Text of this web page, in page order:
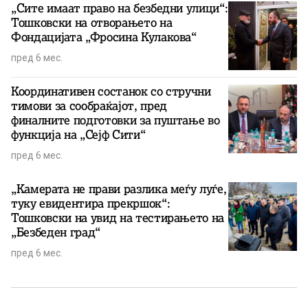
„Сите имаат право на безбедни улици“:
Тошковски на отворањето на
Фондацијата „Фросина Кулакова“
пред 6 мес.
Координативен состанок со стручни
тимови за сообраќајот, пред
финалните подготовки за пуштање во
функција на „Сејф Сити“
пред 6 мес.
„Камерата не прави разлика меѓу луѓе,
туку евидентира прекршок“:
Тошковски на увид на тестирањето на
„Безбеден град“
пред 6 мес.